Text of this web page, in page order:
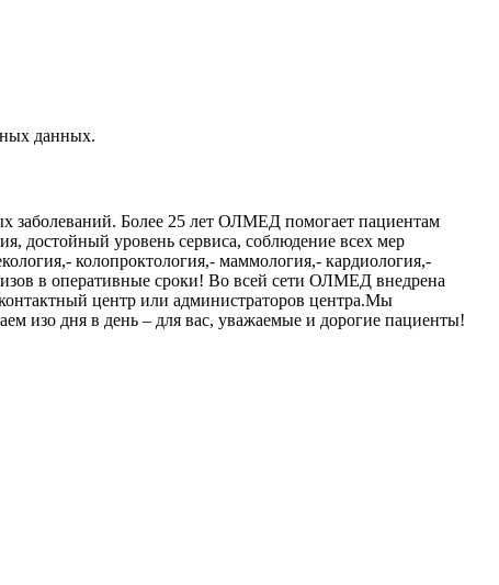
данных.
заболеваний. Более 25 лет ОЛМЕД помогает пациентам
достойный уровень сервиса, соблюдение всех мер
колопроктология,- маммология,- кардиология,-
в оперативные сроки! Во всей сети ОЛМЕД внедрена
центр или администраторов центра.Мы
изо дня в день – для вас, уважаемые и дорогие пациенты!